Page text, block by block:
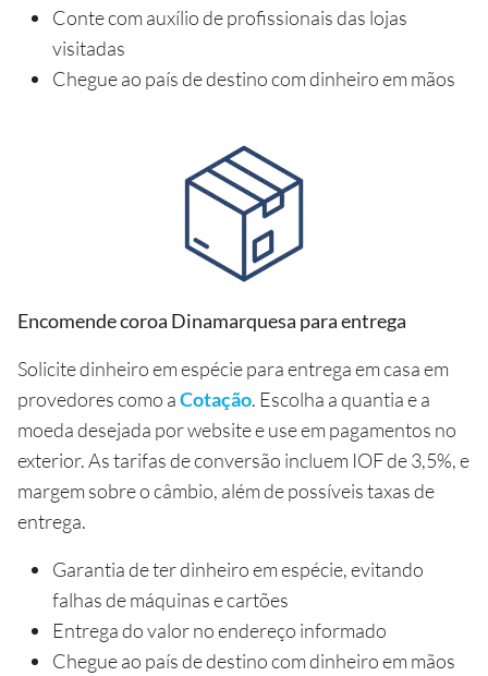
Conte com auxílio de profissionais das lojas
visitadas
Chegue ao país de destino com dinheiro em mãos
Encomende coroa Dinamarquesa para entrega
Solicite dinheiro em espécie para entrega em casa em
provedores como aCotação. Escolha a quantia e a
moeda desejada por website e use em pagamentos no
exterior. As tarifas de conversão incluem IOF de 3,5%, e
margem sobre o câmbio, além de possíveis taxas de
entrega.
Garantia de ter dinheiro em espécie, evitando
falhas de máquinas e cartões
Entrega do valor no endereço informado
Chegue ao país de destino com dinheiro em mãos